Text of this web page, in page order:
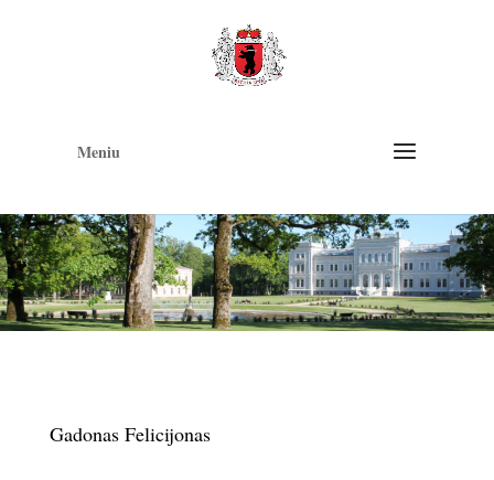
Meniu
Gadonas Felicijonas